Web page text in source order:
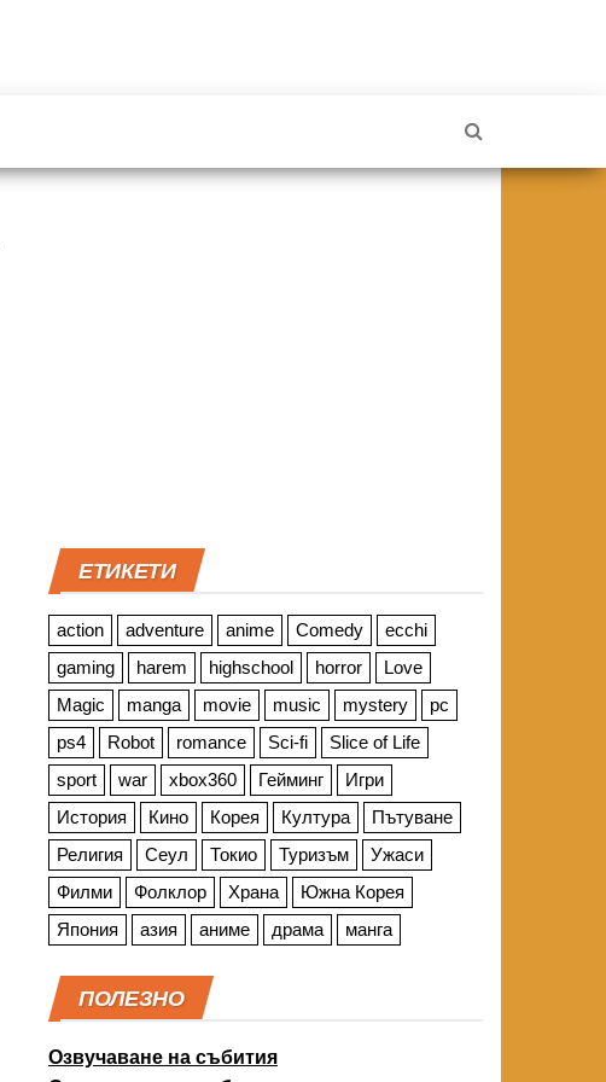
ЕТИКЕТИ
action adventure anime Comedy
ecchi
gaming
harem highschool horror
Love
Magic
manga movie music mystery
pc
ps4
Robot romance Sci-fi
Slice of Life
sport
war xbox360 Гейминг
Игри
История
Кино Корея Култура
Пътуване
Религия
Сеул Токио Туризъм
Ужаси
Филми
Фолклор Храна
Южна Корея
Япония
азия аниме драма манга
ПОЛЕЗНО
Озвучаване на събития